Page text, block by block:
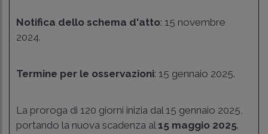
Notifica dello schema d'atto: 15 novembre
2024.
Termine per le osservazioni: 15 gennaio 2025.
La proroga di 120 giorni inizia dal 15 gennaio 2025,
portando la nuova scadenza al 15 maggio 2025.